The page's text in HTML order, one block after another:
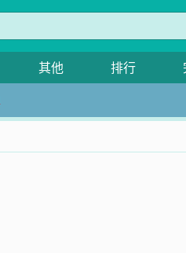
其他 排行